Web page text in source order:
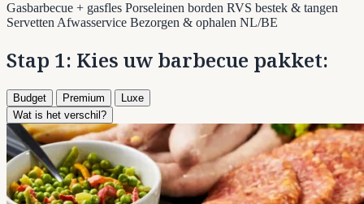
Gasbarbecue + gasfles Porseleinen borden RVS bestek & tangen
Servetten Afwasservice Bezorgen & ophalen NL/BE
Stap 1: Kies uw barbecue pakket:
Budget Premium
Luxe
Wat is het verschil?